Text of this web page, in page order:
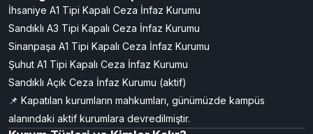
Afyonkarahisar Kadın Açık Ceza İnfaz Kurumu
Afyonkarahisar Kampüs Açık Ceza İnfaz Kurumu
Afyonkarahisar Denetimli Serbestlik Müdürlüğü
1. Bölge 4. Kısım – Kapatılan Kurumlar
İhsaniye A1 Tipi Kapalı Ceza İnfaz Kurumu
Sandıklı A3 Tipi Kapalı Ceza İnfaz Kurumu
Sinanpaşa A1 Tipi Kapalı Ceza İnfaz Kurumu